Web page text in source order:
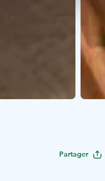
Partager